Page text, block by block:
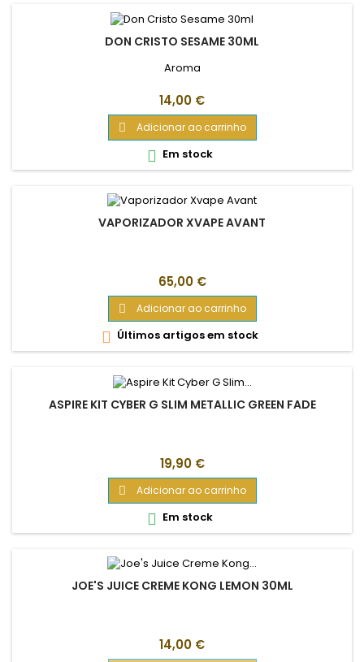
DON CRISTO SESAME 30ML
Aroma
Preço
14,00 €
 Adicionar ao carrinho
 Em stock
VAPORIZADOR XVAPE AVANT
Preço
65,00 €
 Adicionar ao carrinho
 Últimos artigos em stock
ASPIRE KIT CYBER G SLIM METALLIC GREEN FADE
Preço
19,90 €
 Adicionar ao carrinho
 Em stock
JOE'S JUICE CREME KONG LEMON 30ML
Preço
14,00 €